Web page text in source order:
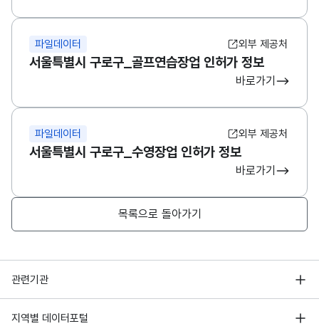
파일데이터 외부 제공처
서울특별시 구로구_골프연습장업 인허가 정보
바로가기
파일데이터 외부 제공처
서울특별시 구로구_수영장업 인허가 정보
바로가기
목록으로 돌아가기
관련기관
행정안전부
한국지능정보사회진흥원
지역별 데이터포털
서울 열린데이터광장